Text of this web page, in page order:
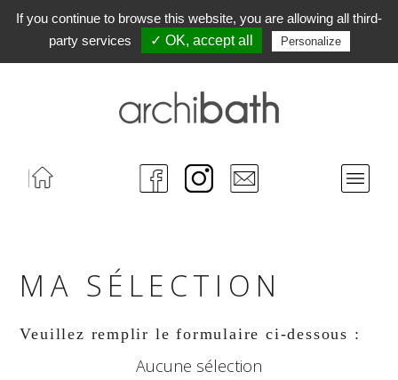
If you continue to browse this website, you are allowing all third-
party services
✓ OK, accept all Personalize
MA SÉLECTION
Veuillez remplir le formulaire ci-dessous :
Aucune sélection